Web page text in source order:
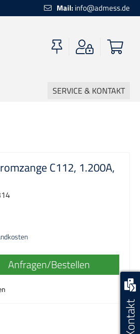
Kontakt
Mail: info@admess.de
SERVICE & KONTAKT
C112, 1.200A,
den gewünschten
Anfragen/Bestellen